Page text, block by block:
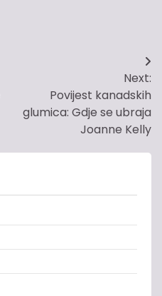
Next:
Povijest kanadskih
glumica: Gdje se ubraja
Joanne Kelly